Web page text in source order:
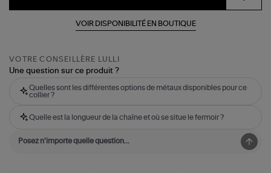
VOIR DISPONIBILITÉ EN BOUTIQUE
VOTRE CONSEILLÈRE LULLI
Une question sur ce produit ?
Quelles sont les différentes options de métaux disponibles pour ce
collier ?
Quelle est la longueur de la chaîne et où se situe le fermoir ?